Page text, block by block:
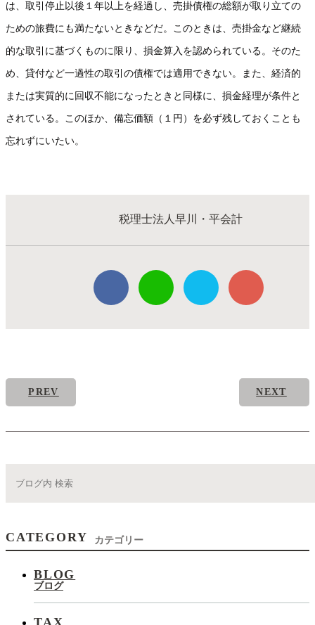
は、取引停止以後１年以上を経過し、売掛債権の総額が取り立ての
ための旅費にも満たないときなどだ。このときは、売掛金など継続
的な取引に基づくものに限り、損金算入を認められている。そのた
め、貸付など一過性の取引の債権では適用できない。また、経済的
または実質的に回収不能になったときと同様に、損金経理が条件と
されている。このほか、備忘価額（１円）を必ず残しておくことも
忘れずにいたい。
税理士法人早川・平会計
PREV NEXT
CATEGORY カテゴリー
BLOG
ブログ